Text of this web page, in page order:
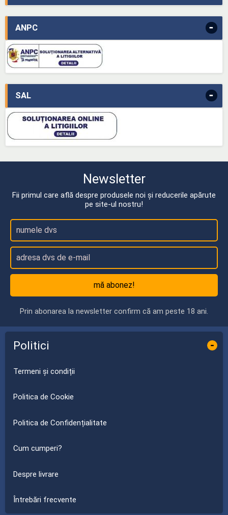
ANPC -
SAL -
Newsletter
Fii primul care află despre produsele noi și reducerile apărute
pe site-ul nostru!
mă abonez!
Prin abonarea la newsletter confirm că am peste 18 ani.
Politici -
Termeni și condiții
Politica de Cookie
Politica de Confidențialitate
Cum cumperi?
Despre livrare
Întrebări frecvente